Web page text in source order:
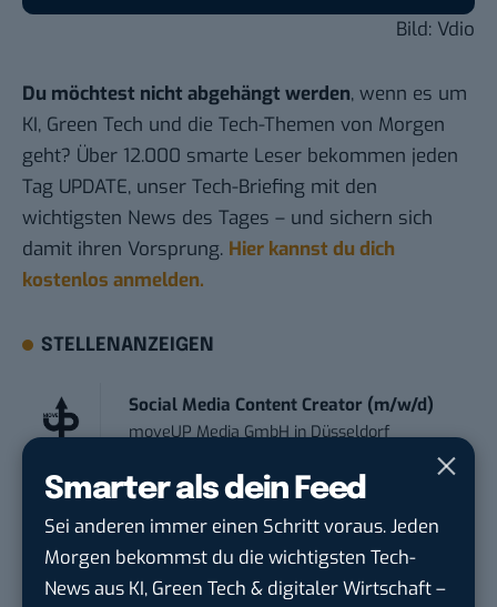
Smarter als dein Feed
Sei anderen immer einen Schritt voraus. Jeden
Morgen bekommst du die wichtigsten Tech-
News aus KI, Green Tech & digitaler Wirtschaft –
Bild: Vdio
Du möchtest nicht abgehängt werden, wenn es um
KI, Green Tech und die Tech-Themen von Morgen
geht? Über 12.000 smarte Leser bekommen jeden
Tag UPDATE, unser Tech-Briefing mit den
wichtigsten News des Tages – und sichern sich
damit ihren Vorsprung. Hier kannst du dich
kostenlos anmelden.
STELLENANZEIGEN
Social Media Content Creator (m/w/d)
moveUP Media GmbHinDüsseldorf
Anforderungs- und Projektmanager
touristische...
trendtours Holding GmbHinEschborn